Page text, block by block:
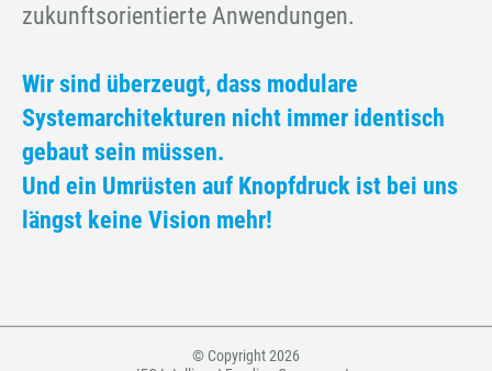
zukunftsorientierte Anwendungen.
Wir sind überzeugt, dass modulare
Systemarchitekturen nicht immer identisch
gebaut sein müssen.
Und ein Umrüsten auf Knopfdruck ist bei uns
längst keine Vision mehr!
© Copyright 2026